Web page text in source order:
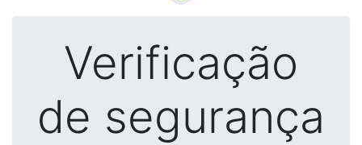
Verificação
de segurança